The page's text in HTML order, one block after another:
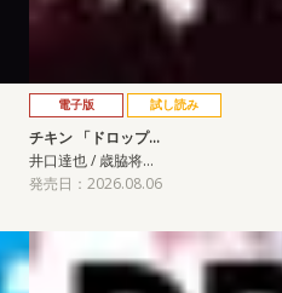
電子版 試し読み
チキン 「ドロップ…
井口達也 / 歳脇将…
発売日：2026.08.06